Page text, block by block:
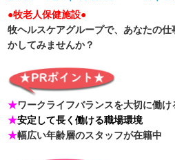
●牧老人保健施設●
牧ヘルスケアグループで、あなたの
かしてみませんか？
★ワークライフバランスを大切に働け
★安定して長く働ける職場環境
★幅広い年齢層のスタッフが在籍中